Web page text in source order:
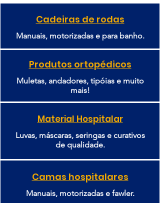
Cadeiras de rodas
Manuais, motorizadas e para banho.
Produtos ortopédicos
Muletas, andadores, tipóias e muito
mais!
Material Hospitalar
Luvas, máscaras, seringas e curativos
de qualidade.
Camas hospitalares
Manuais, motorizadas e fawler.